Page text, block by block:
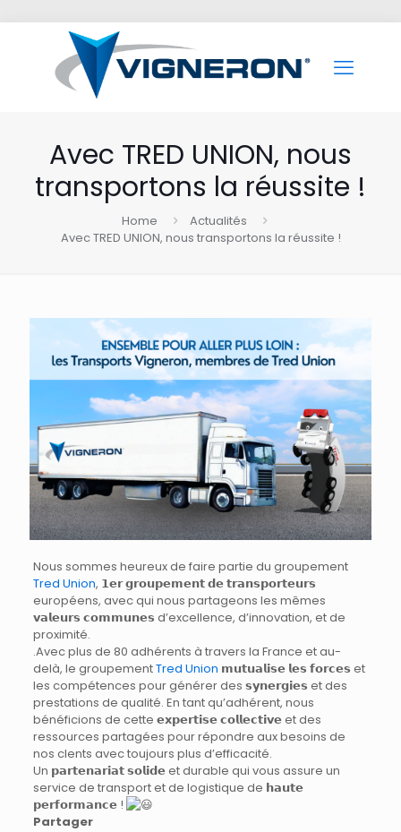
Avec TRED UNION, nous
transportons la réussite !
Home
Actualités
Avec TRED UNION, nous transportons la réussite !
Nous sommes heureux de faire partie du groupement
Tred Union, 𝟭𝗲𝗿 𝗴𝗿𝗼𝘂𝗽𝗲𝗺𝗲𝗻𝘁 𝗱𝗲 𝘁𝗿𝗮𝗻𝘀𝗽𝗼𝗿𝘁𝗲𝘂𝗿𝘀
européens, avec qui nous partageons les mêmes
𝘃𝗮𝗹𝗲𝘂𝗿𝘀 𝗰𝗼𝗺𝗺𝘂𝗻𝗲𝘀 d’excellence, d’innovation, et de
proximité.
.Avec plus de 80 adhérents à travers la France et au-
delà, le groupementTred Union 𝗺𝘂𝘁𝘂𝗮𝗹𝗶𝘀𝗲 𝗹𝗲𝘀 𝗳𝗼𝗿𝗰𝗲𝘀 et
les compétences pour générer des 𝘀𝘆𝗻𝗲𝗿𝗴𝗶𝗲𝘀 et des
prestations de qualité. En tant qu’adhérent, nous
bénéficions de cette 𝗲𝘅𝗽𝗲𝗿𝘁𝗶𝘀𝗲 𝗰𝗼𝗹𝗹𝗲𝗰𝘁𝗶𝘃𝗲 et des
ressources partagées pour répondre aux besoins de
nos clents avec toujours plus d’efficacité.
Un 𝗽𝗮𝗿𝘁𝗲𝗻𝗮𝗿𝗶𝗮𝘁 𝘀𝗼𝗹𝗶𝗱𝗲 et durable qui vous assure un
service de transport et de logistique de 𝗵𝗮𝘂𝘁𝗲
𝗽𝗲𝗿𝗳𝗼𝗿𝗺𝗮𝗻𝗰𝗲 !
Partager